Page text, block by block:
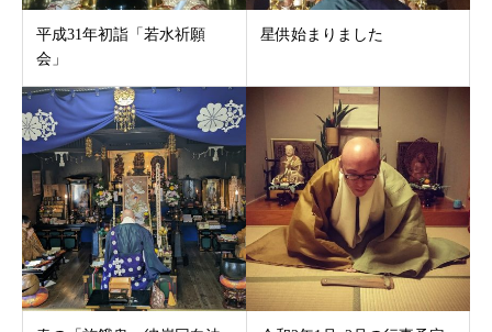
平成31年初詣「若水祈願
会」
星供始まりました